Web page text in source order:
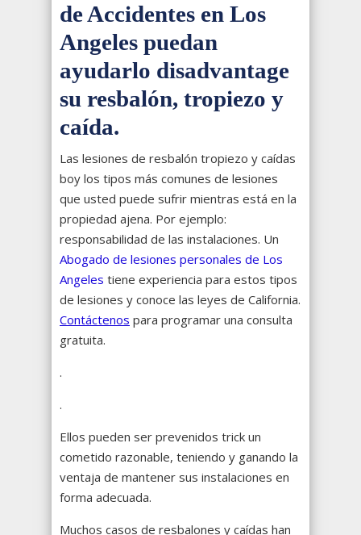
de Accidentes en Los
Angeles puedan
ayudarlo disadvantage
su resbalón, tropiezo y
caída.
Las lesiones de resbalón tropiezo y caídas
boy los tipos más comunes de lesiones
que usted puede sufrir mientras está en la
propiedad ajena. Por ejemplo:
responsabilidad de las instalaciones. Un
Abogado de lesiones personales de Los
Angeles tiene experiencia para estos tipos
de lesiones y conoce las leyes de California.
Contáctenos para programar una consulta
gratuita.
.
.
Ellos pueden ser prevenidos trick un
cometido razonable, teniendo y ganando la
ventaja de mantener sus instalaciones en
forma adecuada.
Muchos casos de resbalones y caídas han